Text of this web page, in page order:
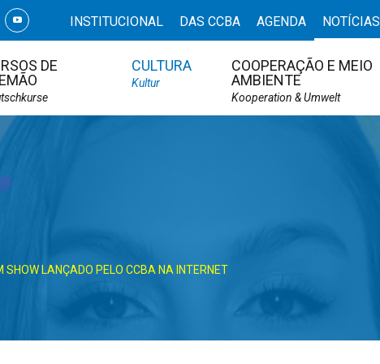
INSTITUCIONAL DAS CCBA AGENDA NOTÍCIAS
DE
CULTURA
Kultur
COOPERAÇÃO E MEIO
AMBIENTE
Kooperation & Umwelt
LANÇADO PELO CCBA NA INTERNET